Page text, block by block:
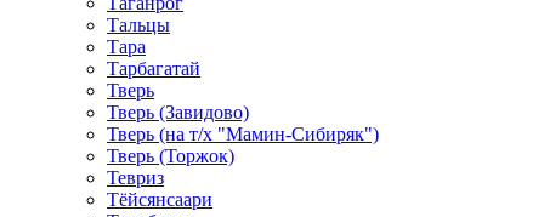
Тальцы
Тара
Тарбагатай
Тверь
Тверь (Завидово)
Тверь (на т/х "Мамин-Сибиряк")
Тверь (Торжок)
Тевриз
Тёйсянсаари